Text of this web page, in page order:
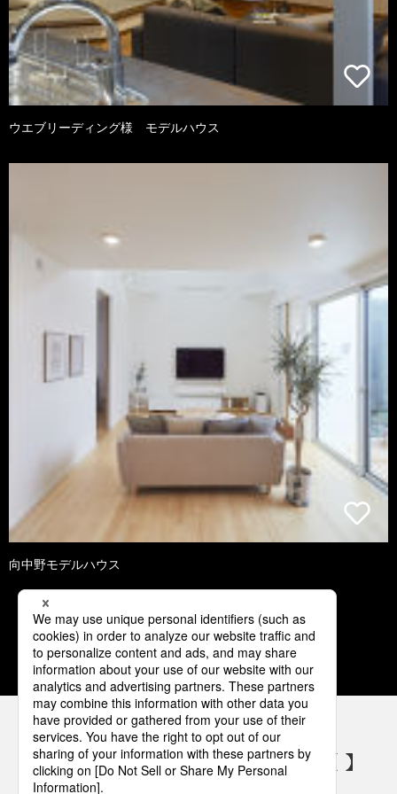
ウエブリーディング様 モデルハウス
向中野モデルハウス
1 2 3 4 5
パナソニックの電気設備 SNSアカウント